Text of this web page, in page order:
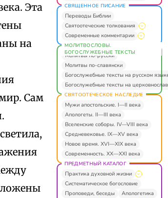
Эта
на
Сам
СВЯЩЕННОЕ ПИСАНИЕ
Переводы Библии
Святоотеческие толкования
Современные комментарии
МОЛИТВОСЛОВЫ.
БОГОСЛУЖЕБНЫЕ ТЕКСТЫ
Молитвы по-русски
Молитвы по-славянски
Богослужебные тексты на русском
Богослужебные тексты на
СВЯТООТЕЧЕСКОЕ НАСЛЕДИЕ
Мужи апостольские. I—II века
Апологеты. II—III века
Вселенские соборы. IV—VIII века
Средневековье. IX—XV века
Новое время. XVI—XIX века
Современность. XX—XXI века
ПРЕДМЕТНЫЙ КАТАЛОГ
Практика духовной жизни
Систематическое богословие
Проповеди, беседы
Апологетика